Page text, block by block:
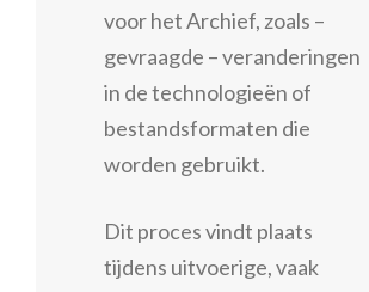
voor het Archief, zoals –
gevraagde – veranderingen
in de technologieën of
bestandsformaten die
worden gebruikt.
Dit proces vindt plaats
tijdens uitvoerige, vaak